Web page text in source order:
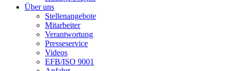
Über uns
Stellenangebote
Mitarbeiter
Verantwortung
Presseservice
Videos
EFB/ISO 9001